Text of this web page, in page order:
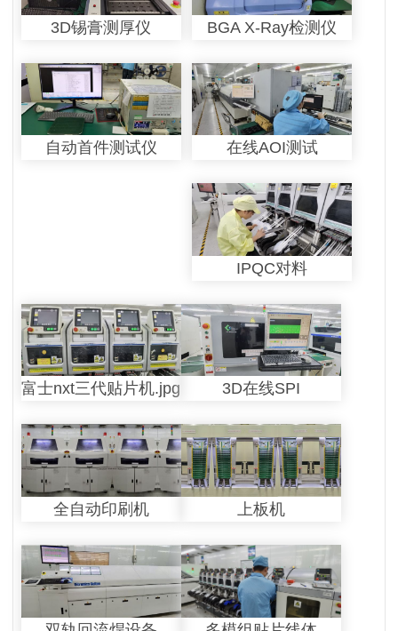
3D锡膏测厚仪 BGA X-Ray检测仪
自动首件测试仪 在线AOI测试
IPQC对料
富士nxt三代贴片机.jpg 3D在线SPI
全自动印刷机 上板机